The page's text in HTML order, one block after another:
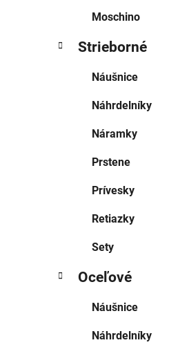
Moschino
Strieborné
Náušnice
Náhrdelníky
Náramky
Prstene
Prívesky
Retiazky
Sety
Oceľové
Náušnice
Náhrdelníky